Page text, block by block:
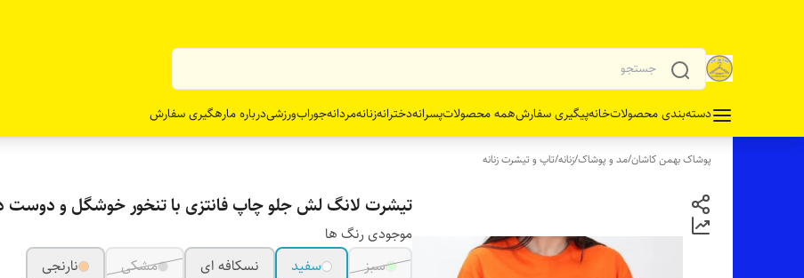
دسته‌بندی محصولاتخانهپیگیری سفارشهمه محصولاتپسرانهدخترانهزنانهمردانهجورابورزشیدرباره مارهگیری سفارش
پوشاک بهمن کاشان/مد و پوشاک/زنانه/تاپ و تیشرت زنانه
تیشرت لانگ لش جلو چاپ فانتزی با تنخور خوشگل و دوست
موجودی رنگ ها
سبز
سفید نسکافه ای مشکی
نارنجی